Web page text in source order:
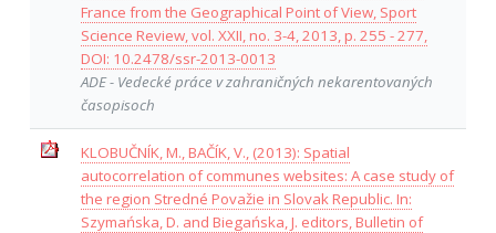
France from the Geographical Point of View, Sport
Science Review, vol. XXII, no. 3-4, 2013, p. 255 - 277,
DOI: 10.2478/ssr-2013-0013
ADE - Vedecké práce v zahraničných nekarentovaných
časopisoch
KLOBUČNÍK, M., BAČÍK, V., (2013): Spatial
autocorrelation of communes websites: A case study of
the region Stredné Považie in Slovak Republic. In:
Szymańska, D. and Biegańska, J. editors, Bulletin of